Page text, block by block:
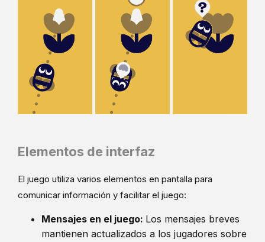
Elementos de interfaz
El juego utiliza varios elementos en pantalla para
comunicar información y facilitar el juego:
Mensajes en el juego: Los mensajes breves
mantienen actualizados a los jugadores sobre